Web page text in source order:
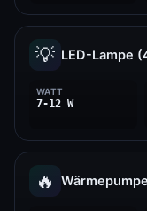
💡 LED-Lampe
WATT
7-12 W
🔥